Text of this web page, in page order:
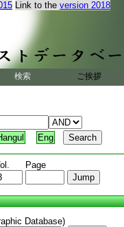
Link to the version 2018
検索 ご挨拶
Eng
Page
Database)